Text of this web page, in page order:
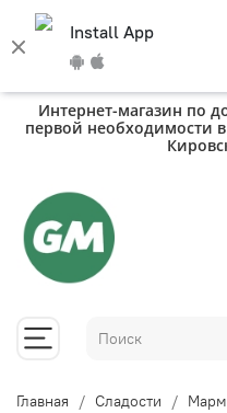
Install App
Интернет-магазин по
первой необходимости
Главная Сладости